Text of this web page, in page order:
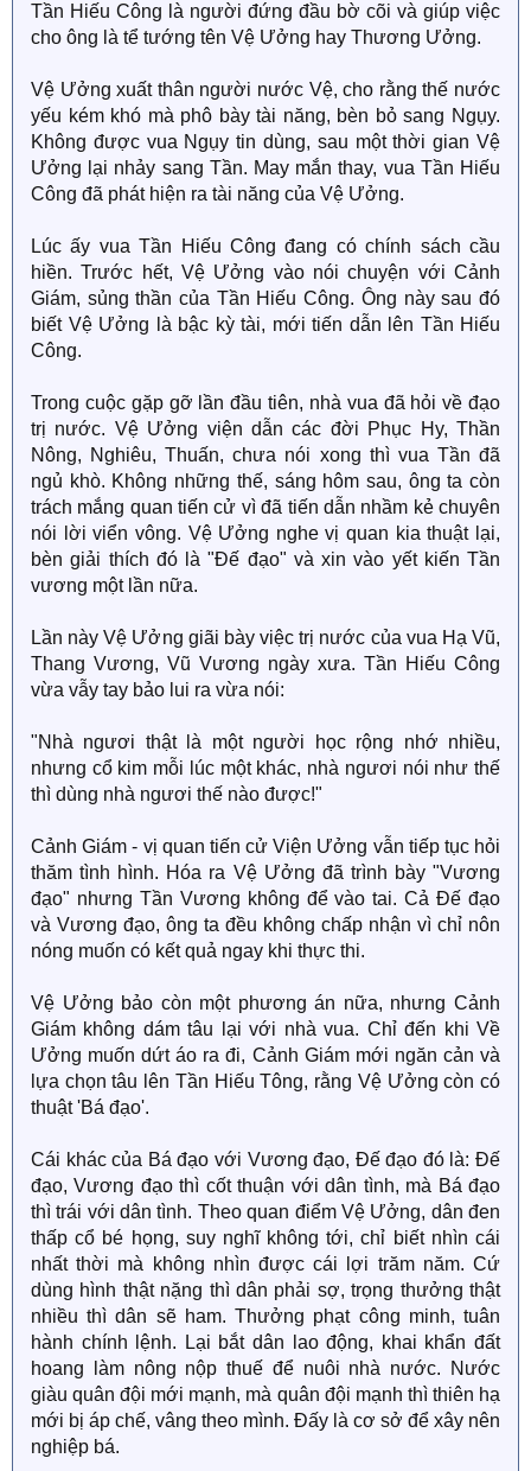
Tần Hiếu Công là người đứng đầu bờ cõi và giúp việc
cho ông là tể tướng tên Vệ Ưởng hay Thương Ưởng.
Vệ Ưởng xuất thân người nước Vệ, cho rằng thế nước
yếu kém khó mà phô bày tài năng, bèn bỏ sang Ngụy.
Không được vua Ngụy tin dùng, sau một thời gian Vệ
Ưởng lại nhảy sang Tần. May mắn thay, vua Tần Hiếu
Công đã phát hiện ra tài năng của Vệ Ưởng.
Lúc ấy vua Tần Hiếu Công đang có chính sách cầu
hiền. Trước hết, Vệ Ưởng vào nói chuyện với Cảnh
Giám, sủng thần của Tần Hiếu Công. Ông này sau đó
biết Vệ Ưởng là bậc kỳ tài, mới tiến dẫn lên Tần Hiếu
Công.
Trong cuộc gặp gỡ lần đầu tiên, nhà vua đã hỏi về đạo
trị nước. Vệ Ưởng viện dẫn các đời Phục Hy, Thần
Nông, Nghiêu, Thuấn, chưa nói xong thì vua Tần đã
ngủ khò. Không những thế, sáng hôm sau, ông ta còn
trách mắng quan tiến cử vì đã tiến dẫn nhầm kẻ chuyên
nói lời viển vông. Vệ Ưởng nghe vị quan kia thuật lại,
bèn giải thích đó là "Đế đạo" và xin vào yết kiến Tần
vương một lần nữa.
Lần này Vệ Ưởng giãi bày việc trị nước của vua Hạ Vũ,
Thang Vương, Vũ Vương ngày xưa. Tần Hiếu Công
vừa vẫy tay bảo lui ra vừa nói:
"Nhà ngươi thật là một người học rộng nhớ nhiều,
nhưng cổ kim mỗi lúc một khác, nhà ngươi nói như thế
thì dùng nhà ngươi thế nào được!"
Cảnh Giám - vị quan tiến cử Viện Ưởng vẫn tiếp tục hỏi
thăm tình hình. Hóa ra Vệ Ưởng đã trình bày "Vương
đạo" nhưng Tần Vương không để vào tai. Cả Đế đạo
và Vương đạo, ông ta đều không chấp nhận vì chỉ nôn
nóng muốn có kết quả ngay khi thực thi.
Vệ Ưởng bảo còn một phương án nữa, nhưng Cảnh
Giám không dám tâu lại với nhà vua. Chỉ đến khi Về
Ưởng muốn dứt áo ra đi, Cảnh Giám mới ngăn cản và
lựa chọn tâu lên Tần Hiếu Tông, rằng Vệ Ưởng còn có
thuật 'Bá đạo'.
Cái khác của Bá đạo với Vương đạo, Đế đạo đó là: Đế
đạo, Vương đạo thì cốt thuận với dân tình, mà Bá đạo
thì trái với dân tình. Theo quan điểm Vệ Ưởng, dân đen
thấp cổ bé họng, suy nghĩ không tới, chỉ biết nhìn cái
nhất thời mà không nhìn được cái lợi trăm năm. Cứ
dùng hình thật nặng thì dân phải sợ, trọng thưởng thật
nhiều thì dân sẽ ham. Thưởng phạt công minh, tuân
hành chính lệnh. Lại bắt dân lao động, khai khẩn đất
hoang làm nông nộp thuế để nuôi nhà nước. Nước
giàu quân đội mới mạnh, mà quân đội mạnh thì thiên hạ
mới bị áp chế, vâng theo mình. Đấy là cơ sở để xây nên
nghiệp bá.